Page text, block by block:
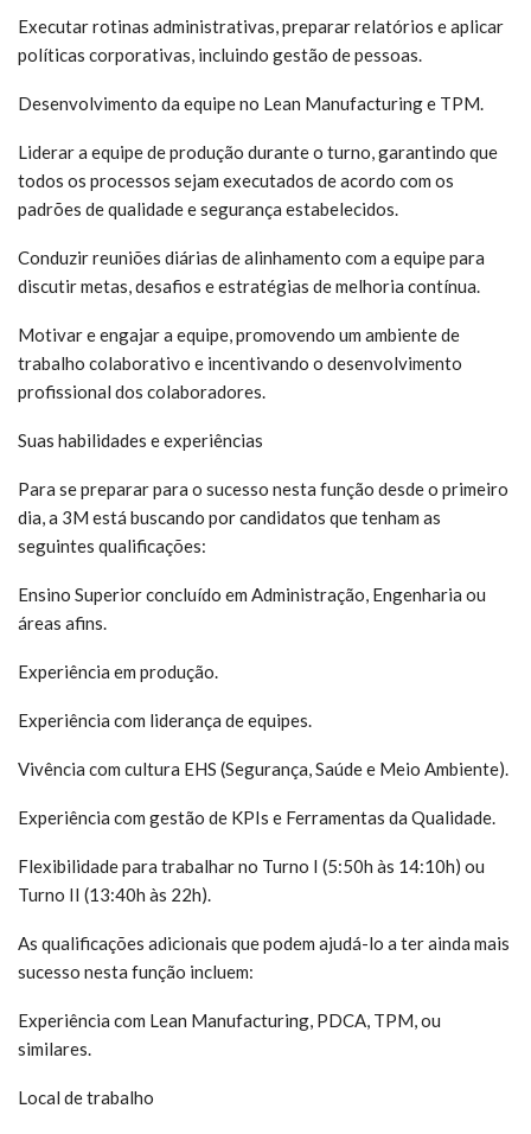
Executar rotinas administrativas, preparar relatórios e aplicar
políticas corporativas, incluindo gestão de pessoas.
Desenvolvimento da equipe no Lean Manufacturing e TPM.
Liderar a equipe de produção durante o turno, garantindo que
todos os processos sejam executados de acordo com os
padrões de qualidade e segurança estabelecidos.
Conduzir reuniões diárias de alinhamento com a equipe para
discutir metas, desafios e estratégias de melhoria contínua.
Motivar e engajar a equipe, promovendo um ambiente de
trabalho colaborativo e incentivando o desenvolvimento
profissional dos colaboradores.
Suas habilidades e experiências
Para se preparar para o sucesso nesta função desde o primeiro
dia, a 3M está buscando por candidatos que tenham as
seguintes qualificações:
Ensino Superior concluído em Administração, Engenharia ou
áreas afins.
Experiência em produção.
Experiência com liderança de equipes.
Vivência com cultura EHS (Segurança, Saúde e Meio Ambiente).
Experiência com gestão de KPIs e Ferramentas da Qualidade.
Flexibilidade para trabalhar no Turno I (5:50h às 14:10h) ou
Turno II (13:40h às 22h).
As qualificações adicionais que podem ajudá-lo a ter ainda mais
sucesso nesta função incluem:
Experiência com Lean Manufacturing, PDCA, TPM, ou
similares.
Local de trabalho